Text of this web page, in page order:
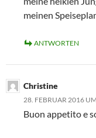
meinen
ANTWORTEN
Christine
28. FEBRUAR 2016
Buon appetito e